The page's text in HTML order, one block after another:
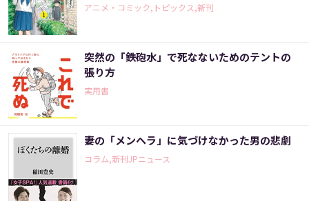
アニメ・コミック,トピックス,新刊
突然の「鉄砲水」で死なないためのテントの
張り方
実用書
妻の「メンヘラ」に気づけなかった男の悲劇
コラム,新刊JPニュース